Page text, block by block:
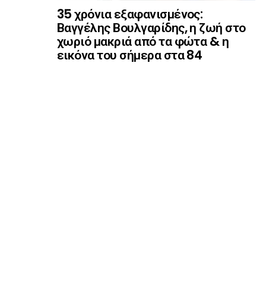
35 χρόνια εξαφανισμένος:
Βαγγέλης Βουλγαρίδης, η ζωή στο
χωριό μακριά από τα φώτα & η
εικόνα του σήμερα στα 84